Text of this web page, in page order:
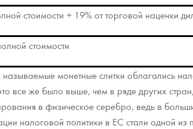
стоимости + 19% от торговой наценки
стоимости
монетные слитки облагались
все же было выше, чем в ряде других стран,
в физическое серебро, ведь в
налоговой политики в ЕС стали одной из